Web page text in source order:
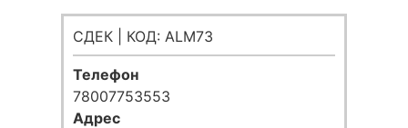
СДЕК | КОД: ALM73
Телефон
78007753553
Адрес